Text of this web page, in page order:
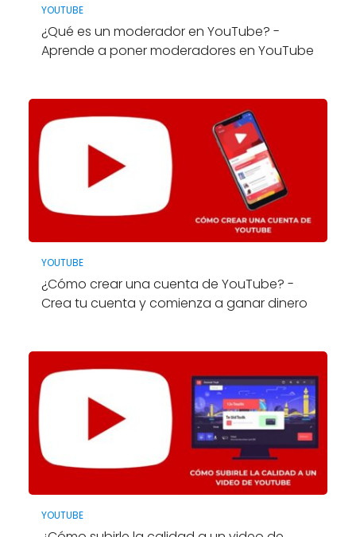
YOUTUBE
¿Qué es un moderador en YouTube? -
Aprende a poner moderadores en YouTube
YOUTUBE
¿Cómo crear una cuenta de YouTube? -
Crea tu cuenta y comienza a ganar dinero
YOUTUBE